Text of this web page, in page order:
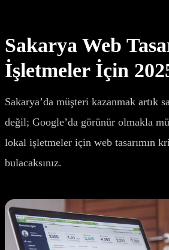
Sakarya Web
İşletmeler İçin
Sakarya’da müşteri kazanmak artık
değil; Google’da görünür olmakla
lokal işletmeler için web tasarımın
bulacaksınız.